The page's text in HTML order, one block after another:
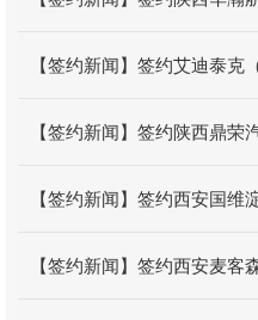
【签约新闻】签约艾迪泰克
【签约新闻】签约陕西鼎
【签约新闻】签约西安国
【签约新闻】签约西安麦